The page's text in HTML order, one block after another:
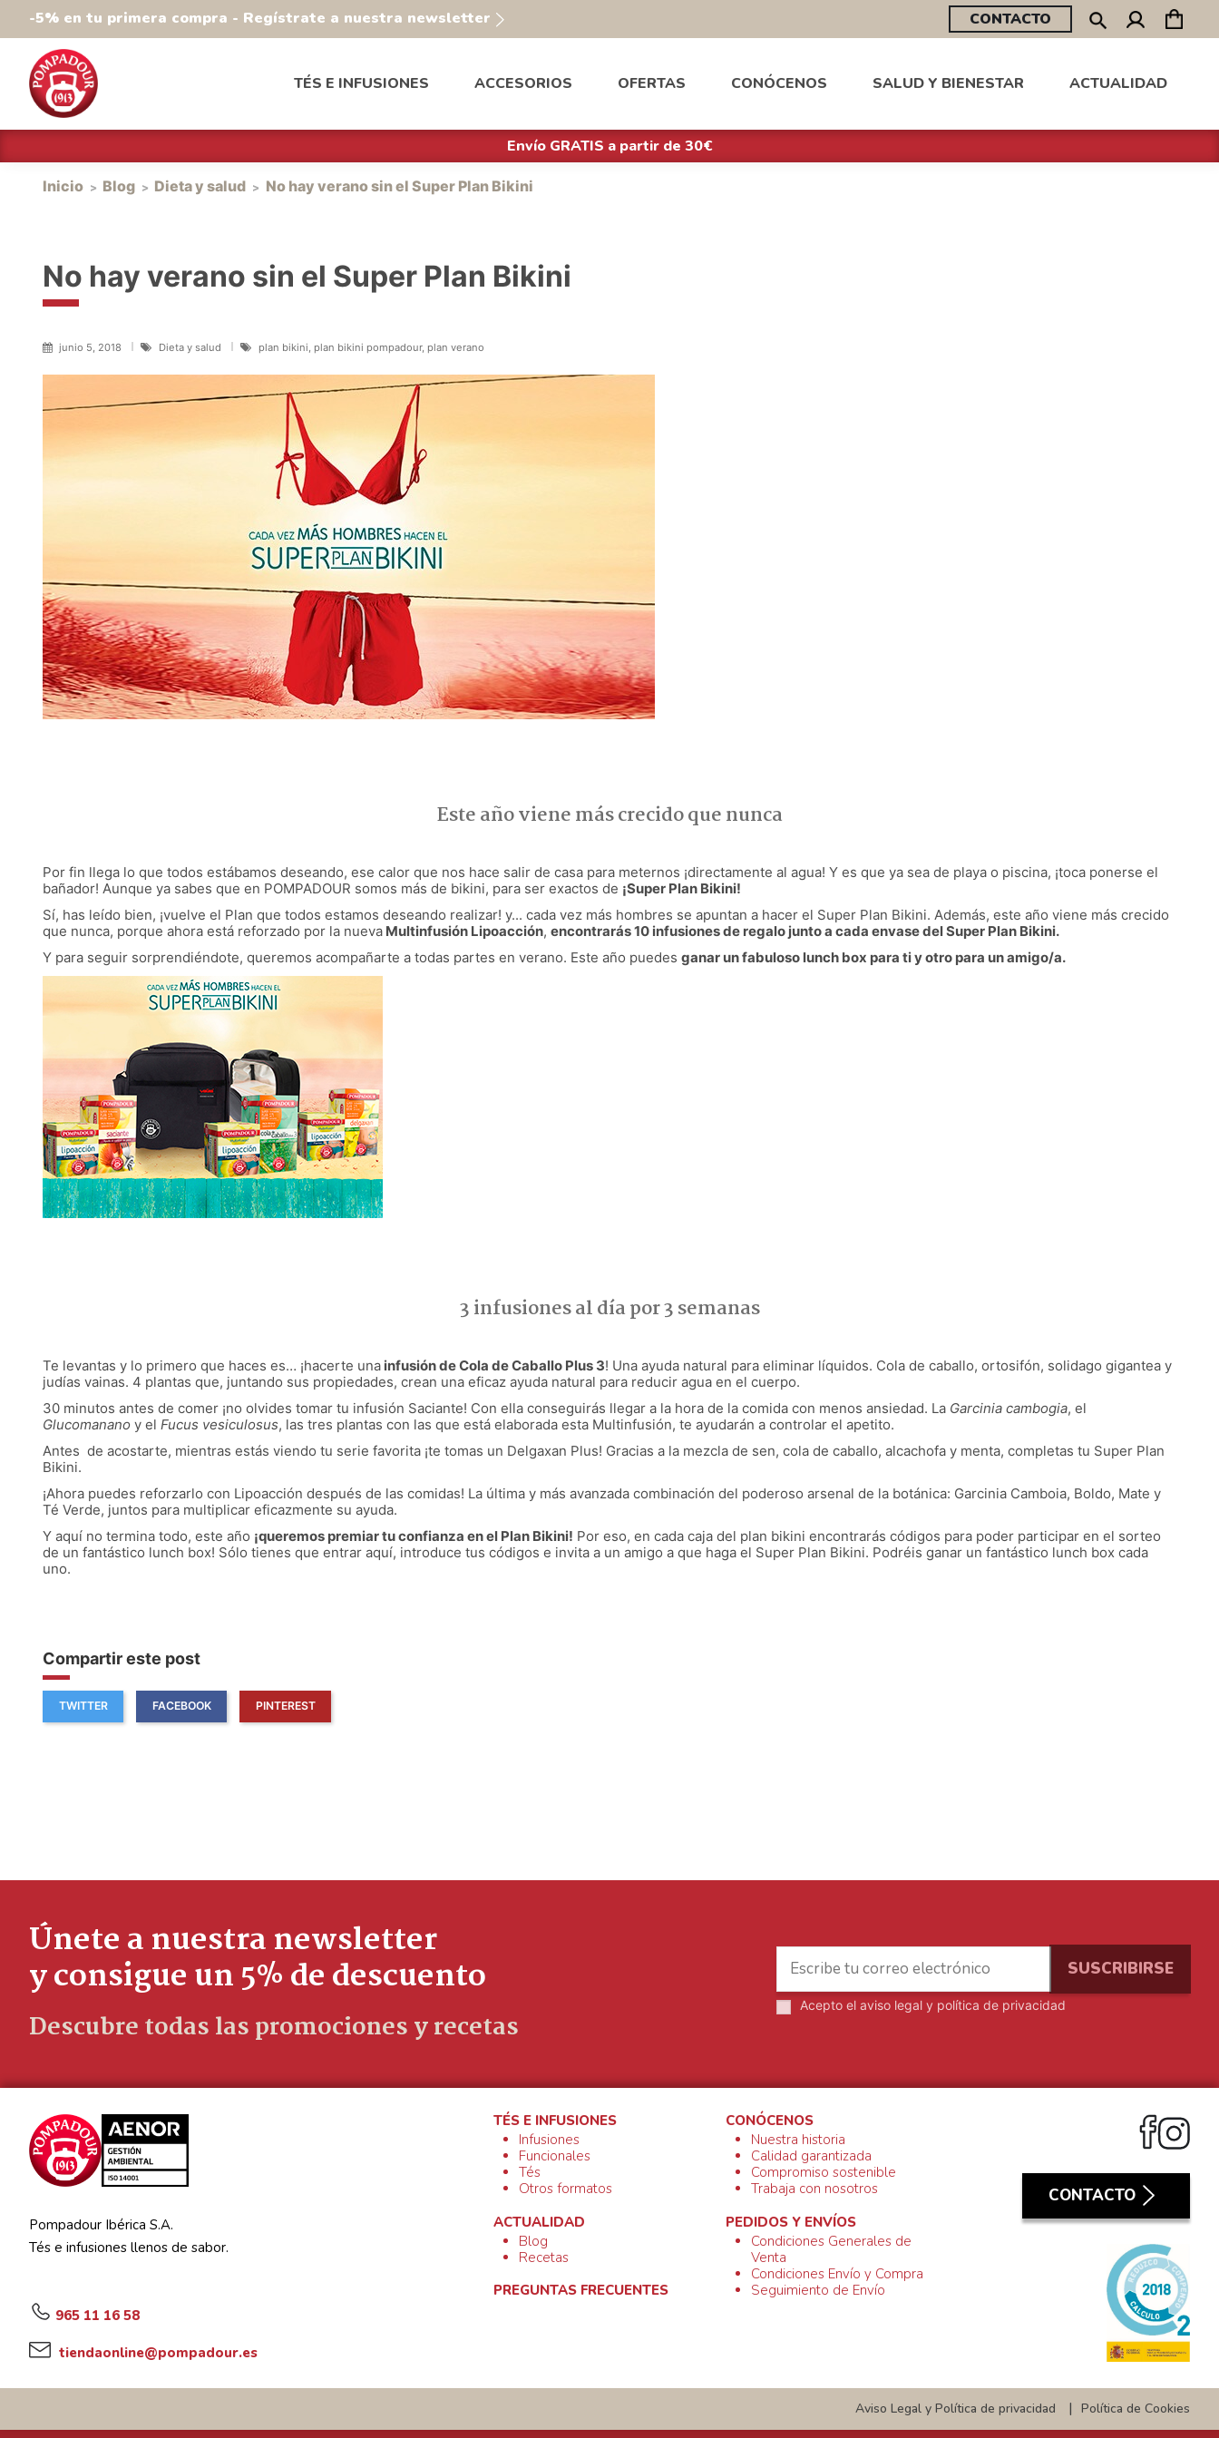
-5% en tu primera compra - Regístrate a nuestra newsletter CONTACTO
TÉS E INFUSIONES ACCESORIOS OFERTAS CONÓCENOS SALUD Y BIENESTAR ACTUALIDAD
Envío GRATIS a partir de 30€
Inicio Blog Dieta y salud No hay verano sin el Super Plan Bikini
No hay verano sin el Super Plan Bikini
junio 5, 2018 Dieta y salud plan bikini, plan bikini pompadour, plan verano
Este año viene más crecido que nunca
Por fin llega lo que todos estábamos deseando, ese calor que nos hace salir de casa para meternos ¡directamente al agua! Y es que ya sea de playa o piscina, ¡toca ponerse el
bañador! Aunque ya sabes que en POMPADOUR somos más de bikini, para ser exactos de ¡Super Plan Bikini!
Sí, has leído bien, ¡vuelve el Plan que todos estamos deseando realizar! y... cada vez más hombres se apuntan a hacer el Super Plan Bikini. Además, este año viene más crecido
que nunca, porque ahora está reforzado por la nueva Multinfusión Lipoacción, encontrarás 10 infusiones de regalo junto a cada envase del Super Plan Bikini.
Y para seguir sorprendiéndote, queremos acompañarte a todas partes en verano. Este año puedes ganar un fabuloso lunch box para ti y otro para un amigo/a.
3 infusiones al día por 3 semanas
Te levantas y lo primero que haces es… ¡hacerte una infusión deCola de Caballo Plus 3! Una ayuda natural para eliminar líquidos. Cola de caballo, ortosifón, solidago gigantea y
judías vainas. 4 plantas que, juntando sus propiedades, crean una eficaz ayuda natural para reducir agua en el cuerpo.
30 minutos antes de comer ¡no olvides tomar tu infusión Saciante! Con ella conseguirás llegar a la hora de la comida con menos ansiedad. La Garcinia cambogia, el
Glucomanano y el Fucus vesiculosus, las tres plantas con las que está elaborada esta Multinfusión, te ayudarán a controlar el apetito.
Antes de acostarte, mientras estás viendo tu serie favorita ¡te tomas un Delgaxan Plus! Gracias a la mezcla de sen, cola de caballo, alcachofa y menta, completas tu Super Plan
Bikini.
¡Ahora puedes reforzarlo con Lipoacción después de las comidas! La última y más avanzada combinación del poderoso arsenal de la botánica: Garcinia Camboia, Boldo, Mate y
Té Verde, juntos para multiplicar eficazmente su ayuda.
Y aquí no termina todo, este año ¡queremos premiar tu confianza en el Plan Bikini! Por eso, en cada caja del plan bikini encontrarás códigos para poder participar en el sorteo
de un fantástico lunch box! Sólo tienes que entrar aquí, introduce tus códigos e invita a un amigo a que haga el Super Plan Bikini. Podréis ganar un fantástico lunch box cada
uno.
Compartir este post
TWITTER FACEBOOK PINTEREST
Únete a nuestra newsletter
y consigue un 5% de descuento
Descubre todas las promociones y recetas
Acepto elaviso legal y política de privacidad
Pompadour Ibérica S.A.
Tés e infusiones llenos de sabor.
965 11 16 58
tiendaonline@pompadour.es
TÉS E INFUSIONES
Infusiones
Funcionales
Tés
Otros formatos
ACTUALIDAD
Blog
Recetas
PREGUNTAS FRECUENTES
CONÓCENOS
Nuestra historia
Calidad garantizada
Compromiso sostenible
Trabaja con nosotros
PEDIDOS Y ENVÍOS
Condiciones Generales de
Venta
Condiciones Envío y Compra
Seguimiento de Envío
CONTACTO
Aviso Legal y Política de privacidad Política de Cookies